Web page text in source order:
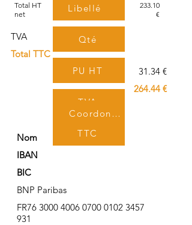
Libellé
Qté
PU HT
TVA
TTC
Total HT
net
233.10
€
TVA
Total TTC
31.34 €
264.44 €
Coordonnées bancaires
Nom
IBAN
BIC
BNP Paribas
FR76 3000 4006 0700 0102 3457
931